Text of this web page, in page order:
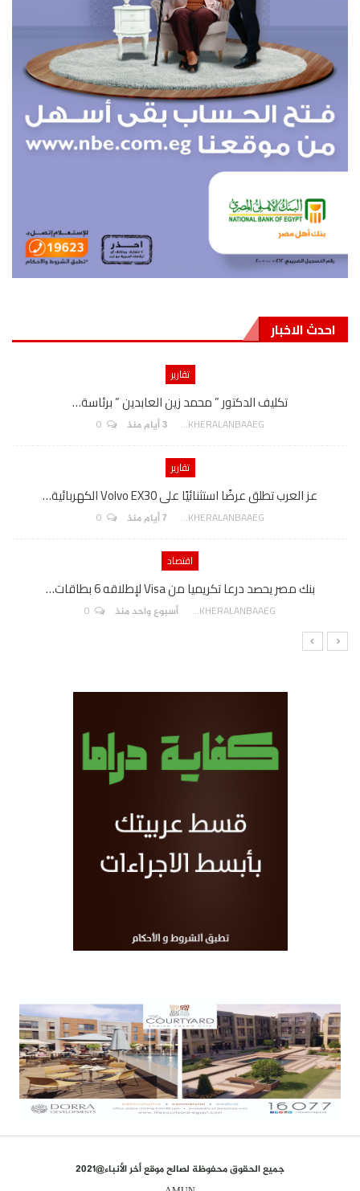
احدث الاخبار
تقارير
تكليف الدكتور ” محمد زين العابدين ” برئاسة…
AKHERALANBAAEG
0
تقارير
عز العرب تطلق عرضًا استثنائيًا على Volvo EX30 الكهربائية…
AKHERALANBAAEG
0
اقتصاد
بنك مصر يحصد درعا تكريميا من Visa لإطلاقه 6 بطاقات…
AKHERALANBAAEG أسبوع واحد منذ 0
جميع الحقوق محفوظة لصالح موقع أخر الأنباء@2021